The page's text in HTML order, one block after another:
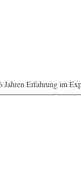
Jahren Erfahrung im